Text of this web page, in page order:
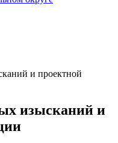
и проектной
изысканий и